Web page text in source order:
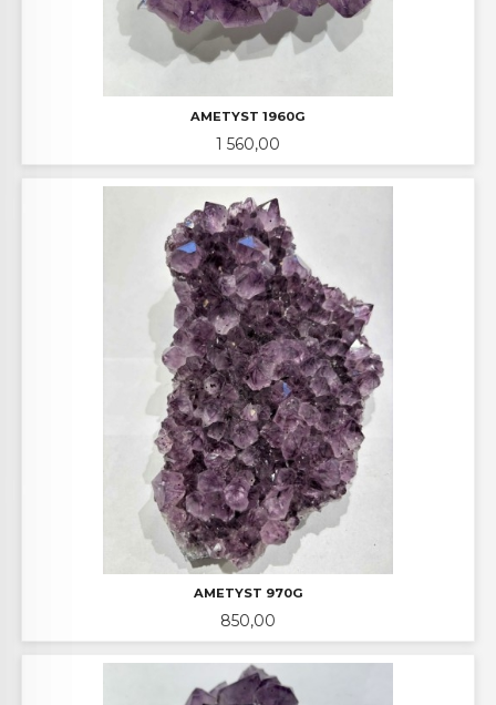
AMETYST 1960G
Pris
1 560,00
AMETYST 970G
Pris
850,00